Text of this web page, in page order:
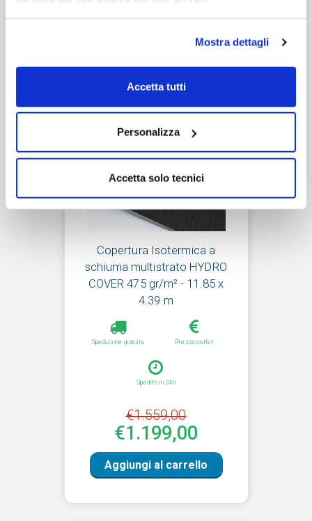
Mostra dettagli
Accetta tutti
Personalizza
Accetta solo tecnici
Aggiungi al carrello
Copertura Isotermica a
schiuma multistrato HYDRO
COVER 475 gr/m² - 11.85 x
4.39 m
Spedizione gratuita Prezzo outlet
Spedito in 24h
€1.559,00
€1.199,00
Aggiungi al carrello